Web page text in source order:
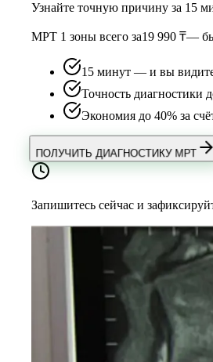
Узнайте точную причину за 15
МРТ 1 зоны всего за19 990 ₸—
15 минут — и вы видите
Точность диагностики
Экономия до 40% за
ПОЛУЧИТЬ ДИАГНОСТИКУ МРТ
Запишитесь сейчас и